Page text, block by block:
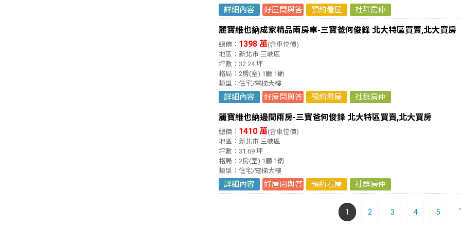
詳細內容 好屋問與答 預約看屋 社群房仲
麗寶維也納成家精品兩房車-三寶爸何俊鋒 北大特區買賣,北大買房
總價： 1398 萬(含車位價)
地區：新北市 三峽區
坪數：32.24 坪
格局：2房(室) 1廳 1衛
類型：住宅/電梯大樓
詳細內容 好屋問與答 預約看屋 社群房仲
麗寶維也納邊間兩房-三寶爸何俊鋒 北大特區買賣,北大買房
總價： 1410 萬(含車位價)
地區：新北市 三峽區
坪數：31.69 坪
格局：2房(室) 1廳 1衛
類型：住宅/電梯大樓
詳細內容 好屋問與答 預約看屋 社群房仲
1 2 3 4 5